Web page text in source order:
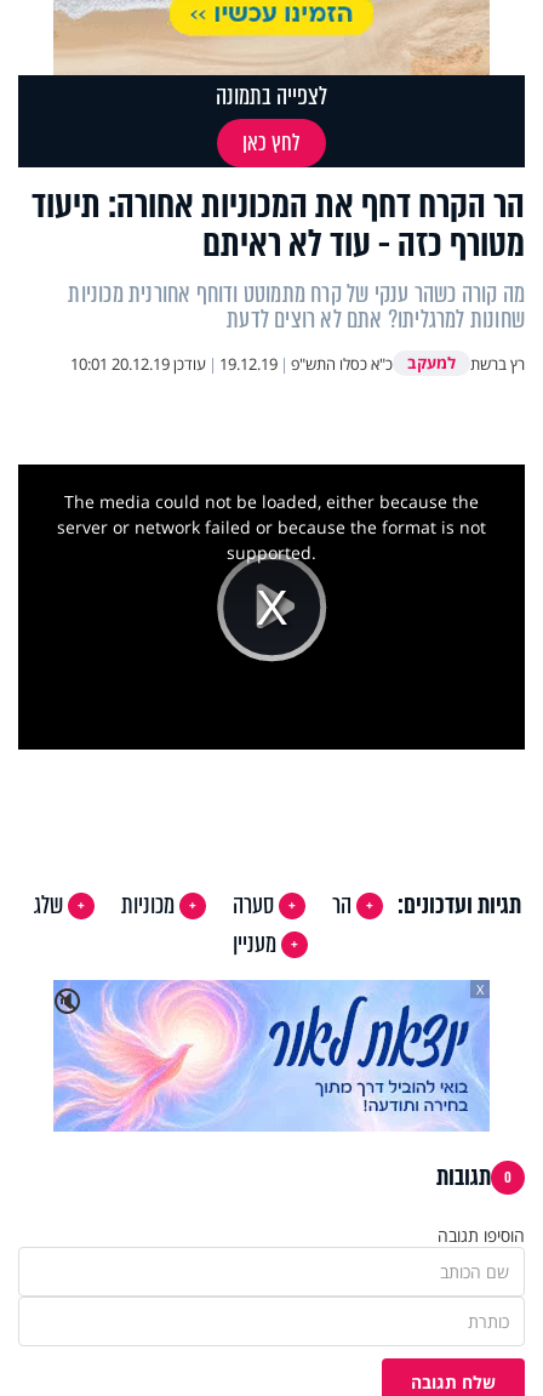
הר הקרח דחף את המכוניות אחורה: תיעוד
מטורף כזה - עוד לא ראיתם
מה קורה כשהר ענקי של קרח מתמוטט ודוחף אחורנית מכוניות
שחונות למרגליתו? אתם לא רוצים לדעת
רץ ברשת למעקב כ"א כסלו התש"פ |
19.12.19
| עודכן20.12.19 10:01
לצפייה בתמונה
לחץ כאן
Play
The media could not be loaded, either because the
server or network failed or because the format is not
supported.
תגיות ועדכונים: הר סערה מכוניות
שלג
מעניין
🔇
X
0 תגובות
הוסיפו תגובה
שלח תגובה